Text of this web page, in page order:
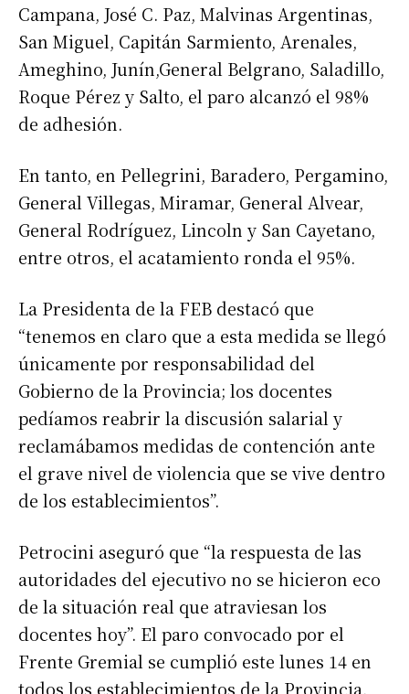
Campana, José C. Paz, Malvinas Argentinas,
San Miguel, Capitán Sarmiento, Arenales,
Ameghino, Junín,General Belgrano, Saladillo,
Roque Pérez y Salto, el paro alcanzó el 98%
de adhesión.
En tanto, en Pellegrini, Baradero, Pergamino,
General Villegas, Miramar, General Alvear,
General Rodríguez, Lincoln y San Cayetano,
entre otros, el acatamiento ronda el 95%.
La Presidenta de la FEB destacó que
“tenemos en claro que a esta medida se llegó
únicamente por responsabilidad del
Gobierno de la Provincia; los docentes
pedíamos reabrir la discusión salarial y
reclamábamos medidas de contención ante
el grave nivel de violencia que se vive dentro
de los establecimientos”.
Petrocini aseguró que “la respuesta de las
autoridades del ejecutivo no se hicieron eco
de la situación real que atraviesan los
docentes hoy”. El paro convocado por el
Frente Gremial se cumplió este lunes 14 en
todos los establecimientos de la Provincia.